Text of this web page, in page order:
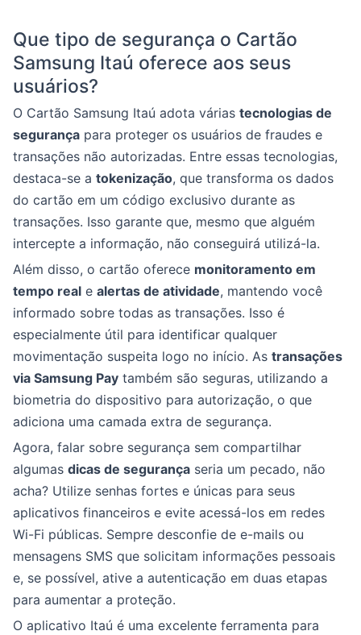
Que tipo de segurança o Cartão
Samsung Itaú oferece aos seus
usuários?
O Cartão Samsung Itaú adota várias tecnologias de
segurança para proteger os usuários de fraudes e
transações não autorizadas. Entre essas tecnologias,
destaca-se a tokenização, que transforma os dados
do cartão em um código exclusivo durante as
transações. Isso garante que, mesmo que alguém
intercepte a informação, não conseguirá utilizá-la.
Além disso, o cartão oferece monitoramento em
tempo real e alertas de atividade, mantendo você
informado sobre todas as transações. Isso é
especialmente útil para identificar qualquer
movimentação suspeita logo no início. As transações
via Samsung Pay também são seguras, utilizando a
biometria do dispositivo para autorização, o que
adiciona uma camada extra de segurança.
Agora, falar sobre segurança sem compartilhar
algumas dicas de segurança seria um pecado, não
acha? Utilize senhas fortes e únicas para seus
aplicativos financeiros e evite acessá-los em redes
Wi-Fi públicas. Sempre desconfie de e-mails ou
mensagens SMS que solicitam informações pessoais
e, se possível, ative a autenticação em duas etapas
para aumentar a proteção.
O aplicativo Itaú é uma excelente ferramenta para